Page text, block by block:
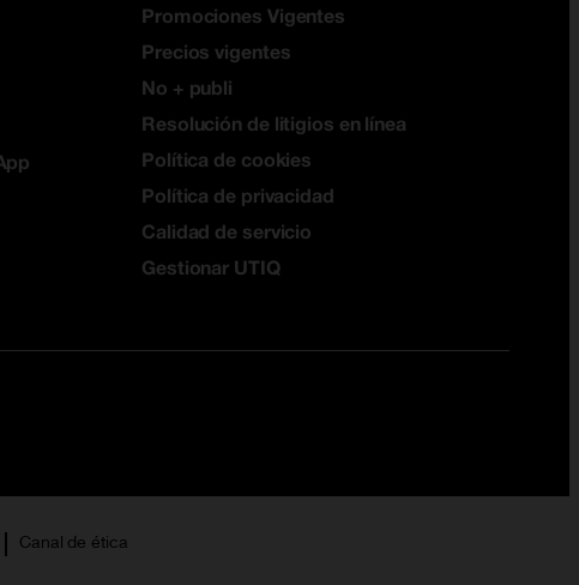
Promociones Vigentes
Precios vigentes
No + publi
Resolución de litigios en línea
Política de cookies
Política de privacidad
Calidad de servicio
Gestionar UTIQ
Canal de ética